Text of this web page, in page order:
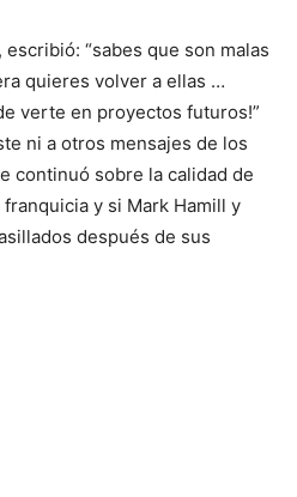
escribió: “sabes que son malas
quieres volver a ellas …
verte en proyectos futuros!”
ni a otros mensajes de los
continuó sobre la calidad de
y si Mark Hamill y
después de sus